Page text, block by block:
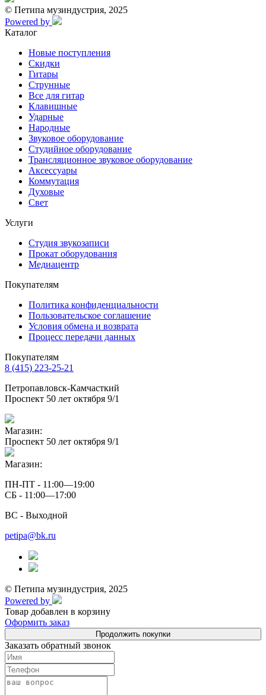
© Петипа музиндустрия, 2025
Powered by
Каталог
Новые поступления
Скидки
Гитары
Струнные
Все для гитар
Клавишные
Ударные
Народные
Звуковое оборудование
Студийное оборудование
Трансляционное звуковое оборудование
Аксессуары
Коммутация
Духовые
Свет
Услуги
Студия звукозаписи
Прокат оборудования
Медиацентр
Покупателям
Политика конфиденциальности
Пользовательское соглашение
Условия обмена и возврата
Процесс передачи данных
Покупателям
8 (415) 223-25-21
Петропавловск-Камчасткий
Проспект 50 лет октября 9/1
Магазин:
Проспект 50 лет октября 9/1
Магазин:
ПН-ПТ - 11:00—19:00
СБ - 11:00—17:00
ВС - Выходной
petipa@bk.ru
© Петипа музиндустрия, 2025
Powered by
Товар добавлен в корзину
Оформить заказ
Продолжить покупки
Заказать обратный звонок